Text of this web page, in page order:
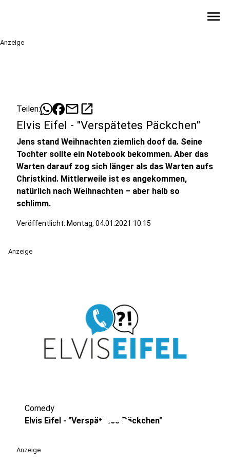
menu
Anzeige
Teilen: mailopen_in_new
Elvis Eifel - "Verspätetes Päckchen"
Jens stand Weihnachten ziemlich doof da. Seine
Tochter sollte ein Notebook bekommen. Aber das
Warten darauf zog sich länger als das Warten aufs
Christkind. Mittlerweile ist es angekommen,
natürlich nach Weihnachten – aber halb so
schlimm.
Veröffentlicht: Montag, 04.01.2021 10:15
Anzeige
play_circle
Comedy
Elvis Eifel - "Verspätetes Päckchen"
Anzeige